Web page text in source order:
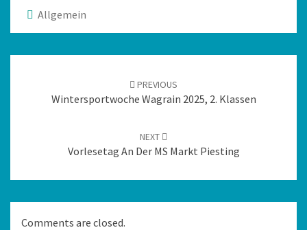
Allgemein
PREVIOUS
Wintersportwoche Wagrain 2025, 2. Klassen
NEXT
Vorlesetag An Der MS Markt Piesting
Comments are closed.